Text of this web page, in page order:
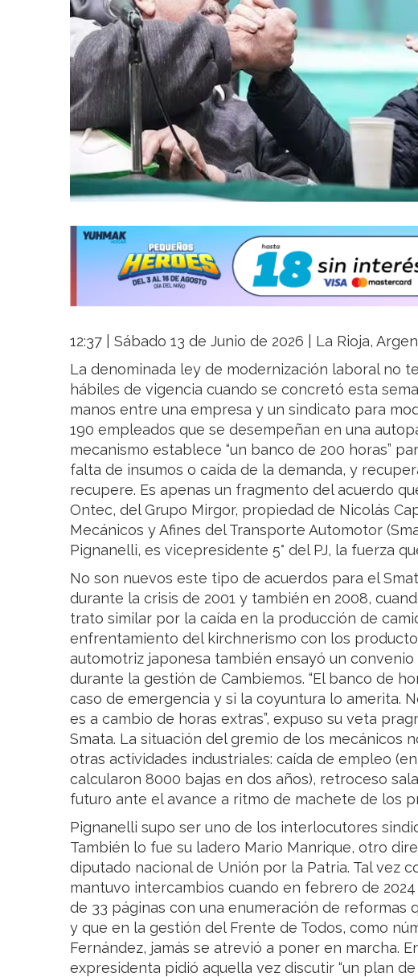
12:37 | Sábado 13 de Junio de 2026 | La Rioja,
La denominada ley de modernización laboral no
hábiles de vigencia cuando se concretó esta
manos entre una empresa y un sindicato para
190 empleados que se desempeñan en una
mecanismo establece “un banco de 200 horas”
falta de insumos o caída de la demanda, y
recupere. Es apenas un fragmento del acuerdo
Ontec, del Grupo Mirgor, propiedad de Nicolás
Mecánicos y Afines del Transporte Automotor
Pignanelli, es vicepresidente 5° del PJ, la fuerza
No son nuevos este tipo de acuerdos para el
durante la crisis de 2001 y también en 2008,
trato similar por la caída en la producción de
enfrentamiento del kirchnerismo con los
automotriz japonesa también ensayó un
durante la gestión de Cambiemos. “El banco de
caso de emergencia y si la coyuntura lo amerita.
es a cambio de horas extras”, expuso su veta
Smata. La situación del gremio de los mecánicos
otras actividades industriales: caída de empleo
calcularon 8000 bajas en dos años), retroceso
futuro ante el avance a ritmo de machete de los
Pignanelli supo ser uno de los interlocutores
También lo fue su ladero Mario Manrique, otro
diputado nacional de Unión por la Patria. Tal vez
mantuvo intercambios cuando en febrero de
de 33 páginas con una enumeración de reformas
y que en la gestión del Frente de Todos, como
Fernández, jamás se atrevió a poner en marcha.
expresidenta pidió aquella vez discutir “un plan